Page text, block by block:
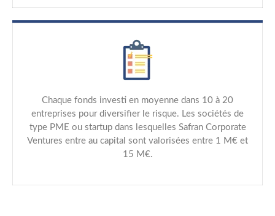
Chaque fonds investi en moyenne dans 10 à 20
entreprises pour diversifier le risque. Les sociétés de
type PME ou startup dans lesquelles Safran Corporate
Ventures entre au capital sont valorisées entre 1 M€ et
15 M€.